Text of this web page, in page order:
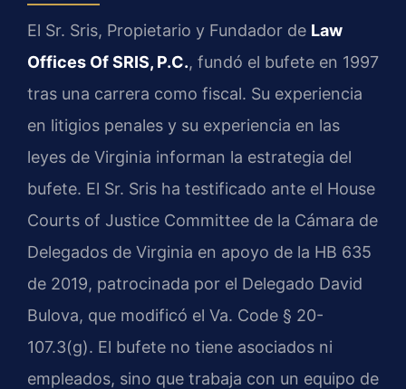
El Sr. Sris, Propietario y Fundador de Law
Offices Of SRIS, P.C., fundó el bufete en 1997
tras una carrera como fiscal. Su experiencia
en litigios penales y su experiencia en las
leyes de Virginia informan la estrategia del
bufete. El Sr. Sris ha testificado ante el House
Courts of Justice Committee de la Cámara de
Delegados de Virginia en apoyo de la HB 635
de 2019, patrocinada por el Delegado David
Bulova, que modificó el Va. Code § 20-
107.3(g). El bufete no tiene asociados ni
empleados, sino que trabaja con un equipo de